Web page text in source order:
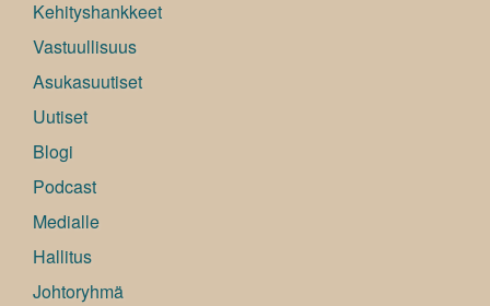
Kehityshankkeet
Vastuullisuus
Asukasuutiset
Uutiset
Blogi
Podcast
Medialle
Hallitus
Johtoryhmä